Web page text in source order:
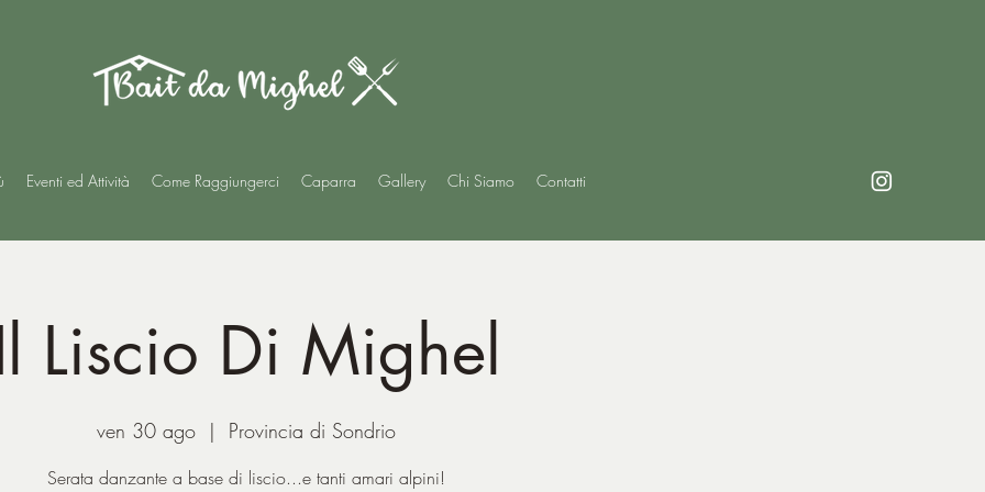
Eventi ed Attività Come Raggiungerci Caparra Gallery Chi Siamo Contatti
Liscio Di Mighel
ven 30 ago
  |
Provincia di Sondrio
Serata danzante a base di liscio...e tanti amari alpini!